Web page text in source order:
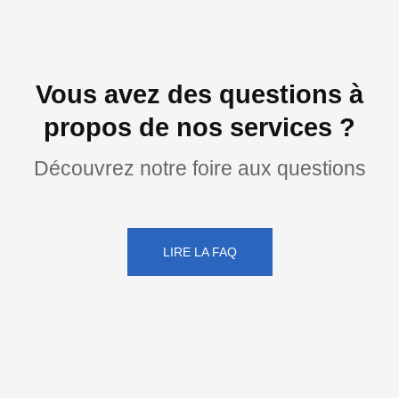
Vous avez des questions à
propos de nos services ?
Découvrez notre foire aux questions
LIRE LA FAQ